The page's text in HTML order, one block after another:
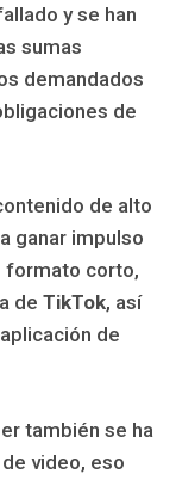
y se han
sumas
demandados
de
de alto
ganar impulso
formato corto,
de TikTok, así
de
también se ha
video, eso